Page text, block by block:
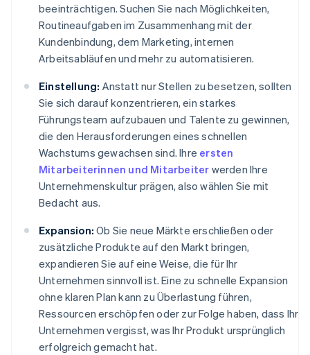
beeinträchtigen. Suchen Sie nach Möglichkeiten,
Routineaufgaben im Zusammenhang mit der
Kundenbindung, dem Marketing, internen
Arbeitsabläufen und mehr zu automatisieren.
Einstellung: Anstatt nur Stellen zu besetzen, sollten
Sie sich darauf konzentrieren, ein starkes
Führungsteam aufzubauen und Talente zu gewinnen,
die den Herausforderungen eines schnellen
Wachstums gewachsen sind. Ihre ersten
Mitarbeiterinnen und Mitarbeiter werden Ihre
Unternehmenskultur prägen, also wählen Sie mit
Bedacht aus.
Expansion: Ob Sie neue Märkte erschließen oder
zusätzliche Produkte auf den Markt bringen,
expandieren Sie auf eine Weise, die für Ihr
Unternehmen sinnvoll ist. Eine zu schnelle Expansion
ohne klaren Plan kann zu Überlastung führen,
Ressourcen erschöpfen oder zur Folge haben, dass Ihr
Unternehmen vergisst, was Ihr Produkt ursprünglich
erfolgreich gemacht hat.